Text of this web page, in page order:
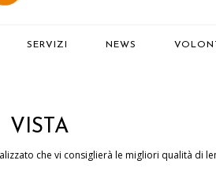
SERVIZI NEWS
VISTA
che vi consiglierà le migliori qualità di